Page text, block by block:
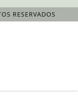
RESERVADOS